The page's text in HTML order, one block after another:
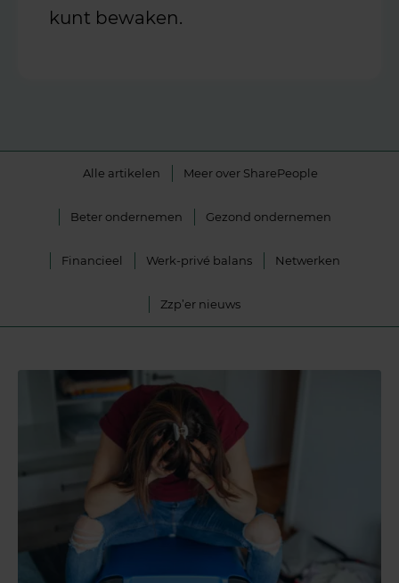
kunt bewaken.
Alle artikelen Meer over SharePeople
Beter ondernemen Gezond ondernemen
Financieel Werk-privé balans Netwerken
Zzp’er nieuws